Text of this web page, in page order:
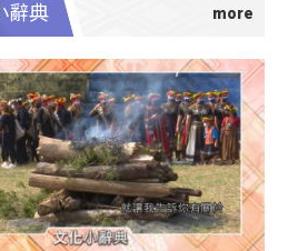
辭典